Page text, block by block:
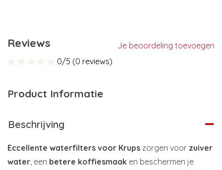
Reviews
Je beoordeling toevoegen
0/5 (0 reviews)
Product Informatie
Beschrijving
Eccellente waterfilters voor Krups zorgen voor zuiver
water, een betere koffiesmaak en beschermen je